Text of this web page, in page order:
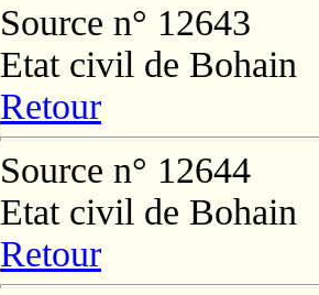
Source n° 12643
Etat civil de Bohain
Retour
Source n° 12644
Etat civil de Bohain
Retour